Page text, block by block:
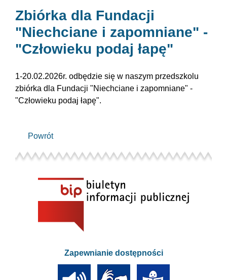
Zbiórka dla Fundacji
"Niechciane i zapomniane" -
"Człowieku podaj łapę"
1-20.02.2026r. odbędzie się w naszym przedszkolu
zbiórka dla Fundacji "Niechciane i zapomniane" -
"Człowieku podaj łapę".
Powrót
Zapewnianie dostępności